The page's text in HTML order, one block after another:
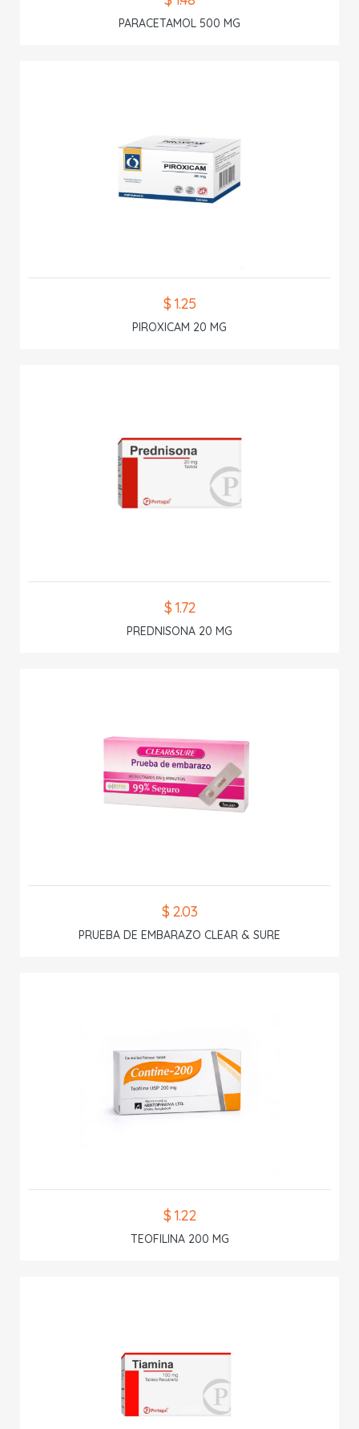
PARACETAMOL 500 MG
$ 1.25
PIROXICAM 20 MG
$ 1.72
PREDNISONA 20 MG
$ 2.03
PRUEBA DE EMBARAZO CLEAR & SURE
$ 1.22
TEOFILINA 200 MG